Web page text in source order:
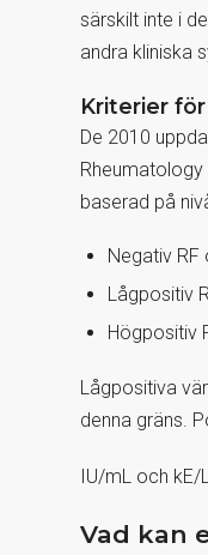
särskilt inte i
andra kliniska
Kriterier
De 2010
Rheumatology
baserad på
Negativ RF
Lågpositiv
Högpositiv
Lågpositiva
denna gräns.
IU/mL och kE/
Vad kan